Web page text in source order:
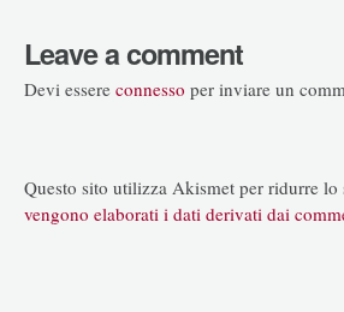
Leave a comment
Devi essere connesso per inviare un
Questo sito utilizza Akismet per ridurre lo
vengono elaborati i dati derivati dai